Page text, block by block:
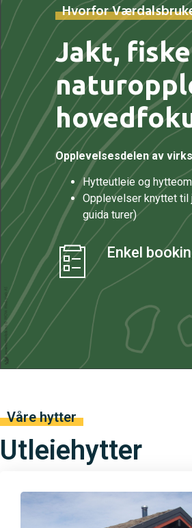
Hvorfor
Jakt,
Opplevelsesdelen av
Hytteutleie og
Opplevelser knyttet
guida turer)
Enkel
Våre hytter
Utleiehytter